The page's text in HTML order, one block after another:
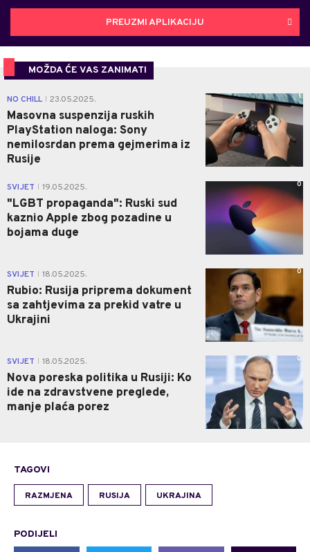
PREUZMI APLIKACIJU
MOŽDA ĆE VAS ZANIMATI
NO CHILL 23.05.2025.
Masovna suspenzija ruskih
PlayStation naloga: Sony
nemilosrdan prema gejmerima iz
Rusije
1
SVIJET 19.05.2025.
"LGBT propaganda": Ruski sud
kaznio Apple zbog pozadine u
bojama duge
0
SVIJET 18.05.2025.
Rubio: Rusija priprema dokument
sa zahtjevima za prekid vatre u
Ukrajini
0
SVIJET 18.05.2025.
Nova poreska politika u Rusiji: Ko
ide na zdravstvene preglede,
manje plaća porez
0
TAGOVI
RAZMJENA RUSIJA UKRAJINA
PODIJELI